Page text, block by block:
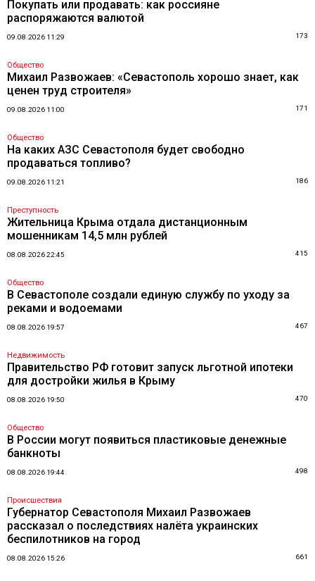
Покупать или продавать: как россияне
распоряжаются валютой
09.08.2026 11:29 173
Общество
Михаил Развожаев: «Севастополь хорошо знает, как
ценен труд строителя»
09.08.2026 11:00 171
Общество
На каких АЗС Севастополя будет свободно
продаваться топливо?
09.08.2026 11:21 186
Преступность
Жительница Крыма отдала дистанционным
мошенникам 14,5 млн рублей
08.08.2026 22:45 415
Общество
В Севастополе создали единую службу по уходу за
реками и водоемами
08.08.2026 19:57 467
Недвижимость
Правительство РФ готовит запуск льготной ипотеки
для достройки жилья в Крыму
08.08.2026 19:50 470
Общество
В России могут появиться пластиковые денежные
банкноты
08.08.2026 19:44 498
Происшествия
Губернатор Севастополя Михаил Развожаев
рассказал о последствиях налёта украинских
беспилотников на город
08.08.2026 15:26 661